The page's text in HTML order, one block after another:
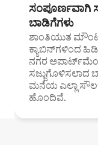
ಸಂಪೂರ್ಣವಾಗಿ
ಬಾಡಿಗೆಗಳು
ಶಾಂತಿಯುತ
ಕ್ಯಾಬಿನ್‌ಗಳಿಂದ
ನಗರ
ಸಜ್ಜುಗೊಳಿಸಲಾದ
ಮನೆಯ ಎಲ್ಲಾ
ಹೊಂದಿವೆ.